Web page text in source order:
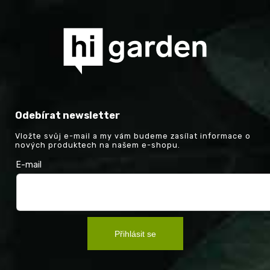
Odebírat newsletter
Vložte svůj e-mail a my vám budeme zasílat informace o
nových produktech na našem e-shopu.
E-mail
Přihlásit se